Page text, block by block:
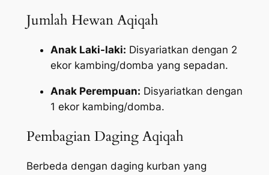
Jumlah Hewan Aqiqah
Anak Laki-laki: Disyariatkan dengan 2
ekor kambing/domba yang sepadan.
Anak Perempuan: Disyariatkan dengan
1 ekor kambing/domba.
Pembagian Daging Aqiqah
Berbeda dengan daging kurban yang